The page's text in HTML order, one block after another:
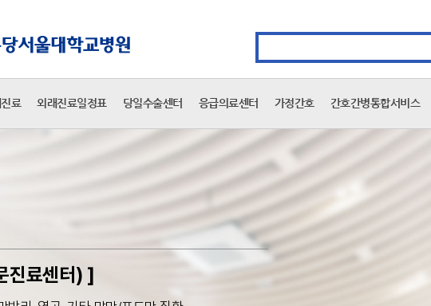
료 외래진료일정표 당일수술센터 응급의료센터 가정간호 간호간병통합서비스
진료센터) ]